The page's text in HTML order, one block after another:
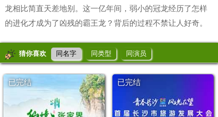
龙相比简直天差地别。这一亿年间，弱小的冠龙经历了怎样
的进化才成为了凶残的霸王龙？背后的过程不禁让人好奇。
猜你喜欢 同名字 同类型 同演员
已完结 已完结